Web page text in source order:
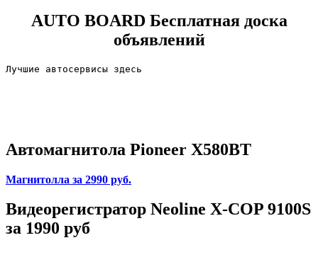
AUTO BOARDБесплатная доска
объявлений
Лучшие автосервисы здесь
Автомагнитола Pioneer X580BT
Магнитолла за 2990 руб.
Видеорегистратор Neoline X-COP 9100S
за 1990 руб